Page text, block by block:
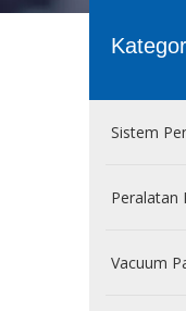
Sistem
Peralatan
Vacuum